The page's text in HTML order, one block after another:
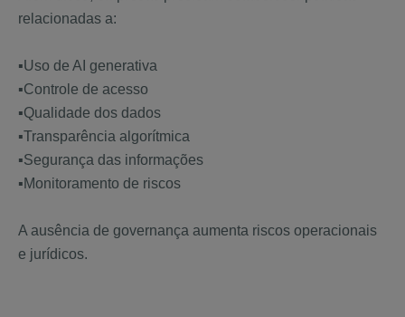
relacionadas a:
▪️Uso de AI generativa
▪️Controle de acesso
▪️Qualidade dos dados
▪️Transparência algorítmica
▪️Segurança das informações
▪️Monitoramento de riscos
A ausência de governança aumenta riscos operacionais
e jurídicos.